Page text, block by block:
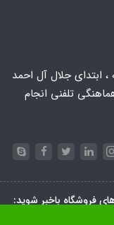
، ابتدای جلال آل احمد
هماهنگی تلفنی انجام
فروشگاه باخبر شوید: